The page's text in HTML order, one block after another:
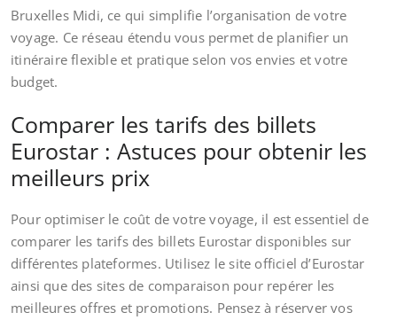
Bruxelles Midi, ce qui simplifie l’organisation de votre
voyage. Ce réseau étendu vous permet de planifier un
itinéraire flexible et pratique selon vos envies et votre
budget.
Comparer les tarifs des billets
Eurostar : Astuces pour obtenir les
meilleurs prix
Pour optimiser le coût de votre voyage, il est essentiel de
comparer les tarifs des billets Eurostar disponibles sur
différentes plateformes. Utilisez le site officiel d’Eurostar
ainsi que des sites de comparaison pour repérer les
meilleures offres et promotions. Pensez à réserver vos